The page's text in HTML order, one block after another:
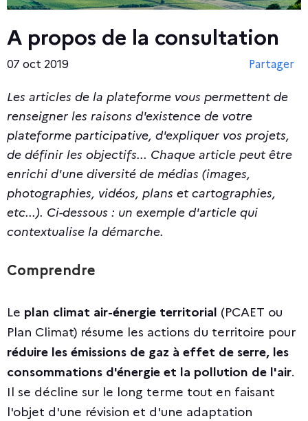
A propos de la consultation
07 oct 2019 Partager
Les articles de la plateforme vous permettent de
renseigner les raisons d'existence de votre
plateforme participative, d'expliquer vos projets,
de définir les objectifs... Chaque article peut être
enrichi d'une diversité de médias (images,
photographies, vidéos, plans et cartographies,
etc...). Ci-dessous : un exemple d'article qui
contextualise la démarche.
Comprendre
Le plan climat air-énergie territorial (PCAET ou
Plan Climat) résume les actions du territoire pour
réduire les émissions de gaz à effet de serre, les
consommations d'énergie et la pollution de l'air.
Il se décline sur le long terme tout en faisant
l'objet d'une révision et d'une adaptation